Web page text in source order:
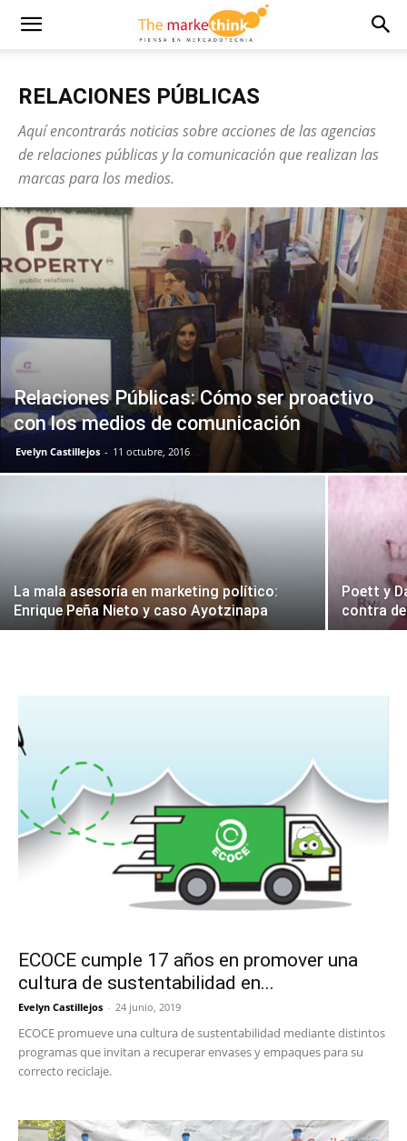
RELACIONES PÚBLICAS
Aquí encontrarás noticias sobre acciones de las agencias
de relaciones públicas y la comunicación que realizan las
marcas para los medios.
Relaciones Públicas: Cómo ser proactivo
con los medios de comunicación
Evelyn Castillejos - 11 octubre, 2016
La mala asesoría en marketing político:
Enrique Peña Nieto y caso Ayotzinapa
Poett y
contra
ECOCE cumple 17 años en promover una
cultura de sustentabilidad en...
Evelyn Castillejos - 24 junio, 2019
ECOCE promueve una cultura de sustentabilidad mediante distintos
programas que invitan a recuperar envases y empaques para su
correcto reciclaje.